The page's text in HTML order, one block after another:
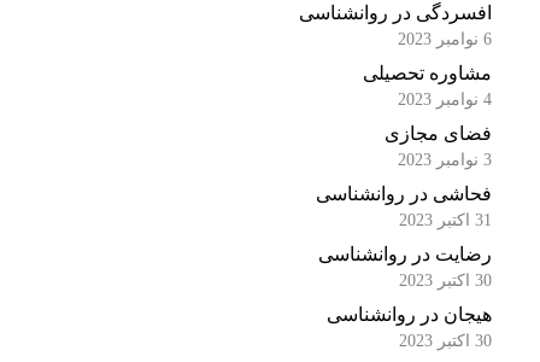
افسردگی در روانشناسی
مشاوره تحصیلی
فضای مجازی
فحاشی در روانشناسی
رضایت در روانشناسی
هیجان در روانشناسی